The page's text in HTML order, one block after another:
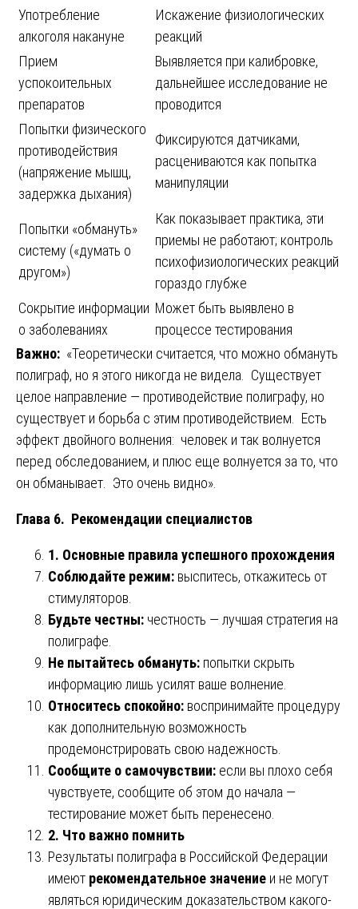
Употребление
алкоголя накануне
Искажение физиологических
реакций
Прием
успокоительных
препаратов
Выявляется при калибровке,
дальнейшее исследование не
проводится
Попытки физического
противодействия
(напряжение мышц,
задержка дыхания)
Фиксируются датчиками,
расцениваются как попытка
манипуляции
Попытки «обмануть»
систему («думать о
другом»)
Как показывает практика, эти
приемы не работают; контроль
психофизиологических реакций
гораздо глубже
Сокрытие информации
о заболеваниях
Может быть выявлено в
процессе тестирования
Важно: «Теоретически считается, что можно обмануть
полиграф, но я этого никогда не видела. Существует
целое направление — противодействие полиграфу, но
существует и борьба с этим противодействием. Есть
эффект двойного волнения: человек и так волнуется
перед обследованием, и плюс еще волнуется за то, что
он обманывает. Это очень видно».
Глава 6. Рекомендации специалистов
1. Основные правила успешного прохождения
Соблюдайте режим: выспитесь, откажитесь от
стимуляторов.
Будьте честны: честность — лучшая стратегия на
полиграфе.
Не пытайтесь обмануть: попытки скрыть
информацию лишь усилят ваше волнение.
Относитесь спокойно: воспринимайте процедуру
как дополнительную возможность
продемонстрировать свою надежность.
Сообщите о самочувствии: если вы плохо себя
чувствуете, сообщите об этом до начала —
тестирование может быть перенесено.
2. Что важно помнить
Результаты полиграфа в Российской Федерации
имеют рекомендательное значение и не могут
являться юридическим доказательством какого-